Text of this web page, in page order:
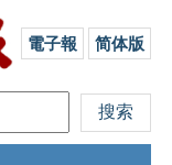
電子報 简体版